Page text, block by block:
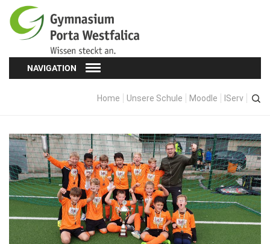
NAVIGATION
Home Unsere Schule Moodle IServ
Schülervertretung (SV)
Oberstufe
Formulare
Kopf hoch! – Beratung für Schüler*innen
Schulsozialarbeit